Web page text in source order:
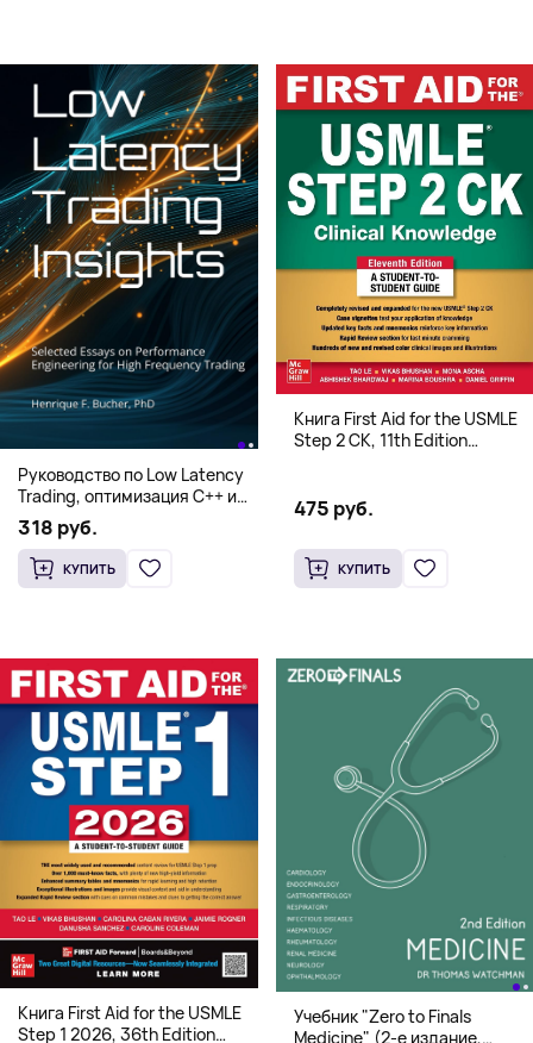
Руководство по Low Latency
Trading, оптимизация C++ и
системная архитектура для
HFT
318 руб.
КУПИТЬ
Книга First Aid for the USMLE
Step 2 CK, 11th Edition
475 руб.
КУПИТЬ
Книга First Aid for the USMLE
Step 1 2026, 36th Edition
Учебник "Zero to Finals
Medicine" (2-е издание,